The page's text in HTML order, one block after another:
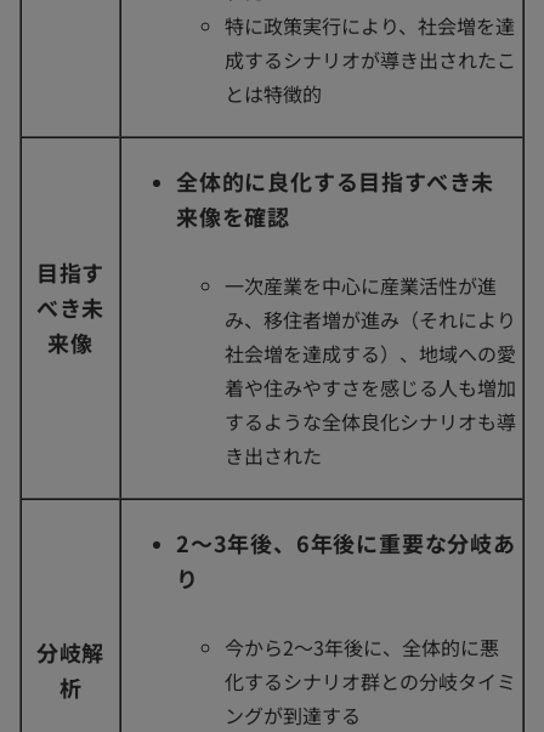
特に政策実行により、社会増を達
成するシナリオが導き出されたこ
とは特徴的
目指す
べき未
来像
全体的に良化する目指すべき未
来像を確認
一次産業を中心に産業活性が進
み、移住者増が進み（それにより
社会増を達成する）、地域への愛
着や住みやすさを感じる人も増加
するような全体良化シナリオも導
き出された
分岐解
析
2～3年後、6年後に重要な分岐あ
り
今から2～3年後に、全体的に悪
化するシナリオ群との分岐タイミ
ングが到達する